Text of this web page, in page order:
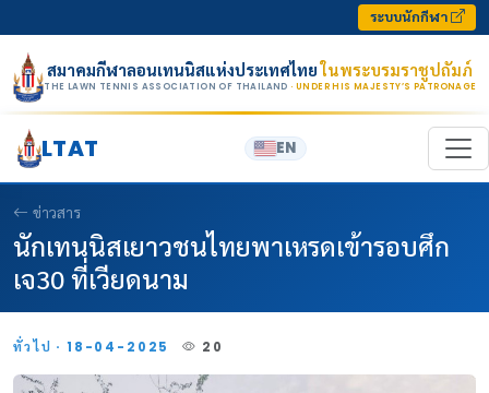
ระบบนักกีฬา
สมาคมกีฬาลอนเทนนิสแห่งประเทศไทยในพระบรมราชูปถัมภ์
THE LAWN TENNIS ASSOCIATION OF THAILAND · UNDER HIS MAJESTY’S PATRONAGE
LTAT EN
ข่าวสาร
นักเทนนิสเยาวชนไทยพาเหรดเข้ารอบศึก
เจ30 ที่เวียดนาม
ทั่วไป · 18-04-2025 20